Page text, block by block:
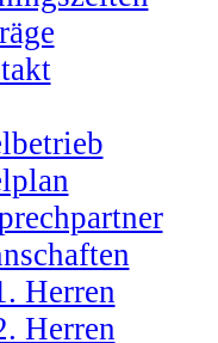
Herren
Herren